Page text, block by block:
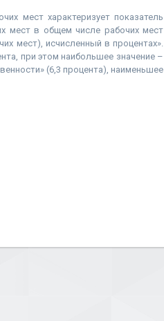
мест характеризует показатель
мест в общем числе рабочих мест
мест), исчисленный в процентах».
при этом наибольшее значение –
(6,3 процента), наименьшее